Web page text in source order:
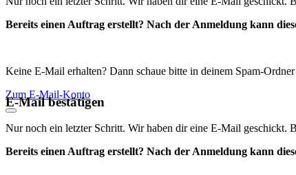
Bereits einen Auftrag erstellt? Nach der Anmeldung kann
Keine E-Mail erhalten? Dann schaue bitte in deinem Spam-
Zum E-Mail-Konto
E-Mail bestätigen
Nur noch ein letzter Schritt. Wir haben dir eine E-Mail geschickt.
Bereits einen Auftrag erstellt? Nach der Anmeldung kann